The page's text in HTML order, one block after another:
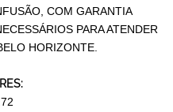
COM GARANTIA
PARA ATENDER
HORIZONTE.